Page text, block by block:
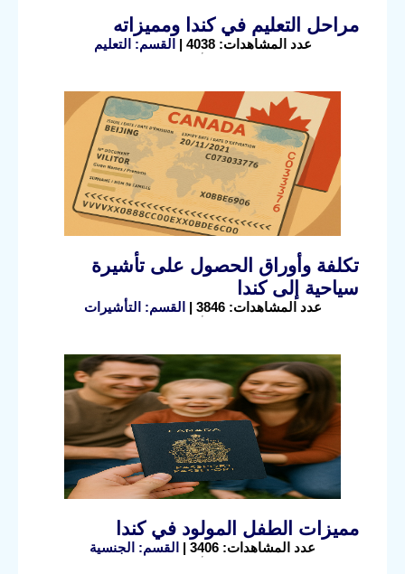
مراحل التعليم في كندا ومميزاته
عدد المشاهدات: 4038 | القسم: التعليم
تكلفة وأوراق الحصول على تأشيرة
سياحية إلى كندا
عدد المشاهدات: 3846 | القسم: التأشيرات
مميزات الطفل المولود في كندا
عدد المشاهدات: 3406 | القسم: الجنسية